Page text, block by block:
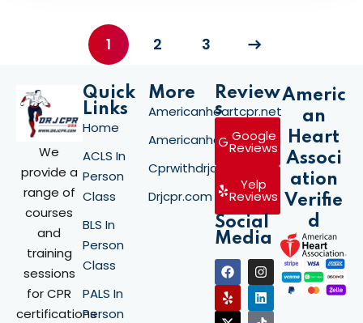
1 2 3
We
provide a
range of
courses
and
training
sessions
for CPR
certifications
Quick
Links
Home
ACLS In
Person
Class
BLS In
Person
Class
PALS In
Person
More
Americanheartcpr.net
Americanheartcpr.org
Cprwithdrjay.com
Drjcpr.com
Review
s
Google
Reviews
Yelp
Reviews
Social
Media
Americ
an
Heart
Associ
ation
Verifie
d